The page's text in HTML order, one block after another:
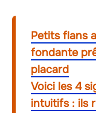
Petits flans
fondante
placard
Voici les 4
intuitifs : ils